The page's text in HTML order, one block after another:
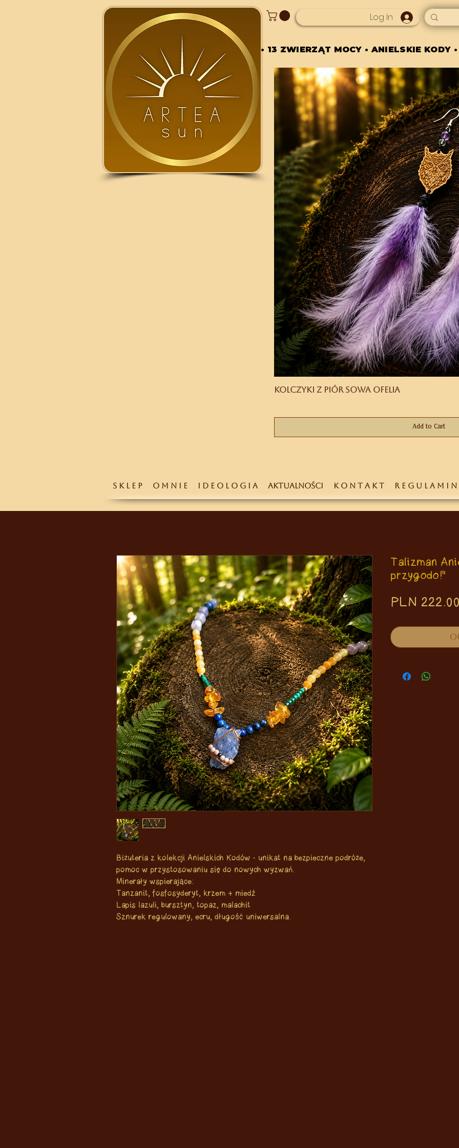
Log In
• 13 ZWIERZĄT MOCY • ANIELSKIE KODY
• 13 ZWIERZĄT MOCY • ANIELSKIE KODY
Kolczyki z piór Sowa Ofelia
Add to Cart
S K L E P O M N I E I D E O L O G I A AKTUALNOŚCI K O N T A K T R E G U L A M I N
Biżuteria z kolekcji Anielskich Kodów - unikat na bezpieczne podróże,
pomoc w przystosowaniu się do nowych wyzwań.
Minerały wspierające:
Tanzanit, fosfosyderyt, krzem + miedź
Lapis lazuli, bursztyn, topaz, malachit
Sznurek regulowany, ecru, długość uniwersalna.
Talizman
przygodo!"
PLN 222.00